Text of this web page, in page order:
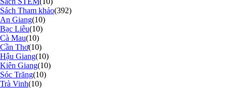
Sách Tham khảo(392)
An Giang(10)
Bạc Liêu(10)
Cà Mau(10)
Cần Thơ(10)
Hậu Giang(10)
Kiên Giang(10)
Sóc Trăng(10)
Trà Vinh(10)